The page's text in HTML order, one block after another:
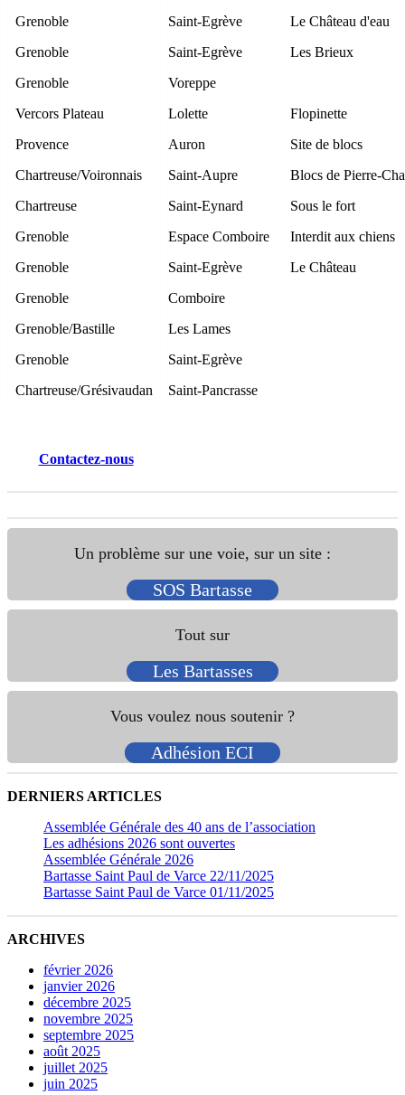
Grenoble
Saint-Egrève
Le Château d'eau
Grenoble
Saint-Egrève
Les Brieux
Grenoble
Voreppe
Vercors Plateau
Lolette
Flopinette
Provence
Auron
Site de blocs
Chartreuse/Voironnais
Saint-Aupre
Blocs de Pierre-
Chartreuse
Saint-Eynard
Sous le fort
Grenoble
Espace Comboire
Interdit aux chiens
Grenoble
Saint-Egrève
Le Château
Grenoble
Comboire
Grenoble/Bastille
Les Lames
Grenoble
Saint-Egrève
Chartreuse/Grésivaudan
Saint-Pancrasse
Contactez-nous
Un problème sur une voie, sur un site :
SOS Bartasse
Tout sur
Les Bartasses
Vous voulez nous soutenir ?
Adhésion ECI
DERNIERS ARTICLES
Assemblée Générale des 40 ans de l’association
Les adhésions 2026 sont ouvertes
Assemblée Générale 2026
Bartasse Saint Paul de Varce 22/11/2025
Bartasse Saint Paul de Varce 01/11/2025
ARCHIVES
février 2026
janvier 2026
décembre 2025
novembre 2025
septembre 2025
août 2025
juillet 2025
juin 2025